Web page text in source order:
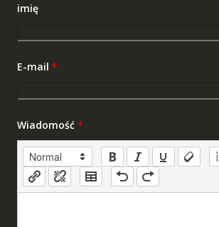
imię
E-mail *
Wiadomość *